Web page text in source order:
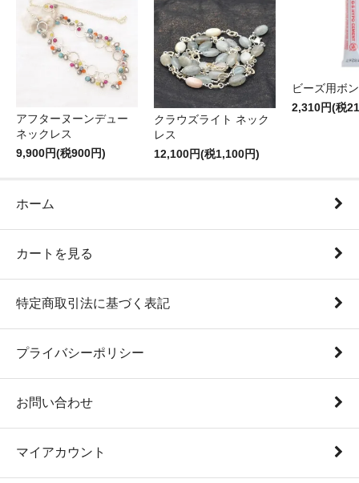
アフターヌーンデュー
ネックレス
9,900円(税900円)
クラウズライト ネック
レス
12,100円(税1,100円)
ビーズ用ボ
2,310円(税
ホーム
カートを見る
特定商取引法に基づく表記
プライバシーポリシー
お問い合わせ
マイアカウント